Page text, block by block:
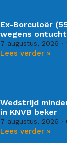
Ex-Borculoër
wegens
7 augustus, 2026
Lees verder »
Wedstrijd
in KNVB beker
7 augustus, 2026
Lees verder »